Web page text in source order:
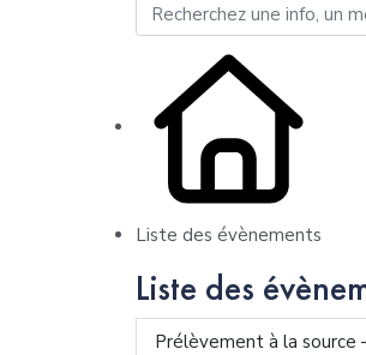
Liste des évènements
Liste des
Prélèvement à la source